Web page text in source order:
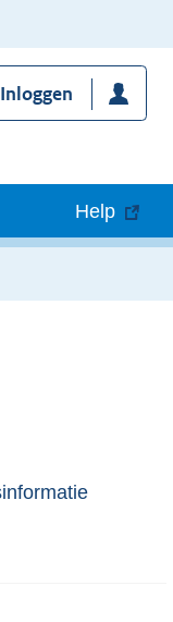
Inloggen
Help